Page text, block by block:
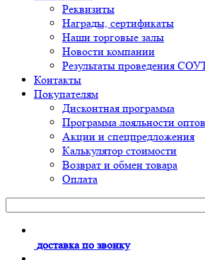
Реквизиты
Награды, сертификаты
Наши торговые залы
Новости компании
Результаты проведения
Контакты
Покупателям
Дисконтная программа
Программа лояльности
Акции и спецпредложения
Калькулятор стоимости
Возврат и обмен товара
Оплата
доставка по звонку